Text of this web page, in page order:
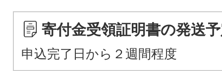
寄付金受領証明書の発送
申込完了日から２週間程度